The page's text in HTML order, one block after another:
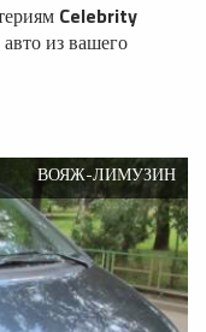
Celebrity
из вашего
ВОЯЖ-ЛИМУЗИН